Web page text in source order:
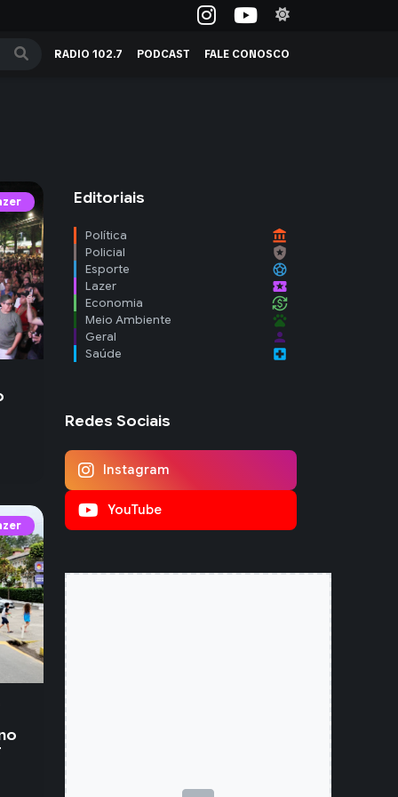
RADIO 102.7 PODCAST FALE CONOSCO
Editoriais
Política account_balance
Policial local_police
Esporte sports_soccer
Lazer local_activity
Economia currency_exchange
Meio Ambiente pets
Geral person
Saúde local_hospital
Redes Sociais
Instagram
YouTube